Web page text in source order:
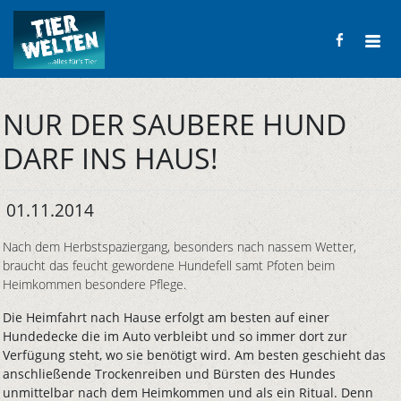
NUR DER SAUBERE HUND
DARF INS HAUS!
01.11.2014
Nach dem Herbstspaziergang, besonders nach nassem Wetter,
braucht das feucht gewordene Hundefell samt Pfoten beim
Heimkommen besondere Pflege.
Die Heimfahrt nach Hause erfolgt am besten auf einer
Hundedecke die im Auto verbleibt und so immer dort zur
Verfügung steht, wo sie benötigt wird. Am besten geschieht das
anschließende Trockenreiben und Bürsten des Hundes
unmittelbar nach dem Heimkommen und als ein Ritual. Denn